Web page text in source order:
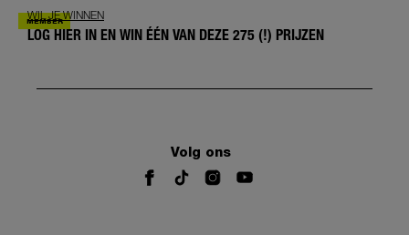
WIL JE WINNEN
LOG HIER IN EN WIN ÉÉN VAN DEZE 275 (!) PRIJZEN
Volg ons